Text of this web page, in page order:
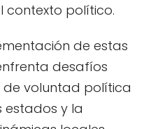
contexto político.
de estas
desafíos
de voluntad política
y la